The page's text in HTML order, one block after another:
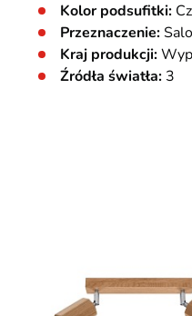
Kolor podsufitki:
Przeznaczenie:
Kraj produkcji:
Źródła światła: 3